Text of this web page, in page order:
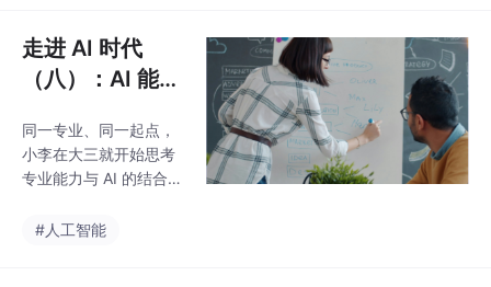
户的文旅产品策划，转
化率提升 35%"；而小
王只是偶尔用 AI 写作
"熟悉 ChatGPT 等 AI
工具"。最终，小李拿到
了多家大厂的 offer，小
壁。差距究竟从哪里开
走进 AI 时代
（八）：AI 能力
—— 文科生的破
局与成长之路
同一专业、同一起点，
小李在大三就开始思考
专业能力与 AI 的结合
成了 3 个真实项目，毕
#人工智能